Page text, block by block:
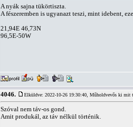
A nyák sajna tükörtiszta.
A fészeremben is ugyanazt teszi, mint idebent,
21,94E 46,73N
96,5E-50W
4046. Elküldve: 2022-10-26 19:30:40, Műholdvevős ki mit
Szóval nem táv-os gond.
Amit produkál, az táv nélkül történik.